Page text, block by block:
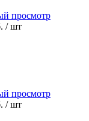
просмотр
/ шт
просмотр
/ шт